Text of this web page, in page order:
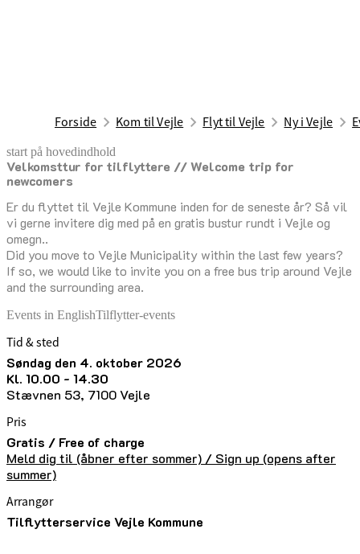
Forside Kom til Vejle Flyt til Vejle Ny i Vejle
start på hovedindhold
Velkomsttur for tilflyttere // Welcome trip for
newcomers
Er du flyttet til Vejle Kommune inden for de seneste år? Så vil
vi gerne invitere dig med på en gratis bustur rundt i Vejle og
omegn..
Did you move to Vejle Municipality within the last few years?
If so, we would like to invite you on a free bus trip around Vejle
and the surrounding area.
senest opdateret 7. august 2026
Events in EnglishTilflytter-events
Tid & sted
søndag den 4. oktober 2026
kl. 10.00 - 14.30
Stævnen 53, 7100 Vejle
Pris
Gratis / Free of charge
Meld dig til (åbner efter sommer) / Sign up (opens after
summer)
Arrangør
Tilflytterservice Vejle Kommune